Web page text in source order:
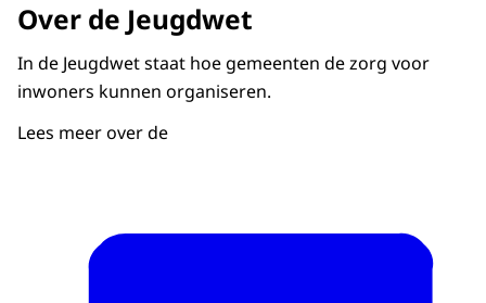
Over de Jeugdwet
In de Jeugdwet staat hoe gemeenten de zorg voor
inwoners kunnen organiseren.
Lees meer over de